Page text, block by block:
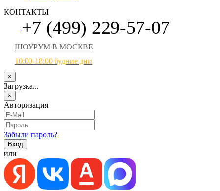
КОНТАКТЫ
+7 (499) 229-57-07
ШОУРУМ В МОСКВЕ
10:00-18:00 будние дни
×
Загрузка...
×
Авторизация
Забыли пароль?
или